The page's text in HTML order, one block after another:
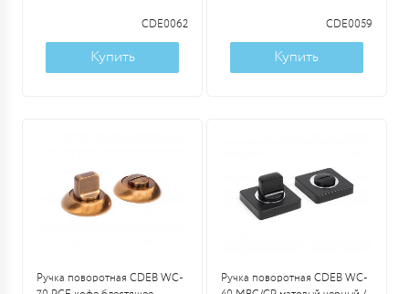
CDE0062
Купить
CDE0059
Купить
Ручка поворотная CDEB WC-
Ручка поворотная CDEB WC-